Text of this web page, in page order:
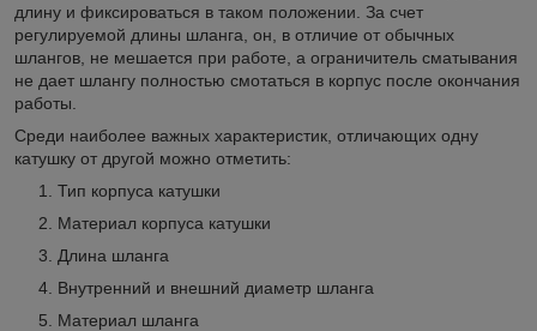
длину и фиксироваться в таком положении. За счет
регулируемой длины шланга, он, в отличие от обычных
шлангов, не мешается при работе, а ограничитель сматывания
не дает шлангу полностью смотаться в корпус после окончания
работы.
Среди наиболее важных характеристик, отличающих одну
катушку от другой можно отметить:
Тип корпуса катушки
Материал корпуса катушки
Длина шланга
Внутренний и внешний диаметр шланга
Материал шланга